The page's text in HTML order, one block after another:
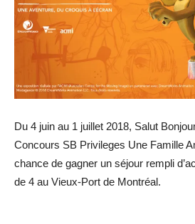
Du 4 juin au 1 juillet 2018, Salut
Concours SB Privileges Une Famille
chance de gagner un séjour rempli
de 4 au Vieux-Port de Montréal.